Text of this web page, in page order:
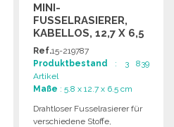
MINI-
FUSSELRASIERER,
KABELLOS, 12,7 X 6,5
CM ZU
GROSSHANDELSPREISEN
Ref.15-219787
Produktbestand : 3 839
Artikel
Maße : 5.8 x 12.7 x 6.5 cm
Drahtloser Fusselrasierer für
verschiedene Stoffe,